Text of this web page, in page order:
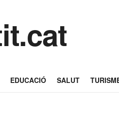
EDUCACIÓ SALUT